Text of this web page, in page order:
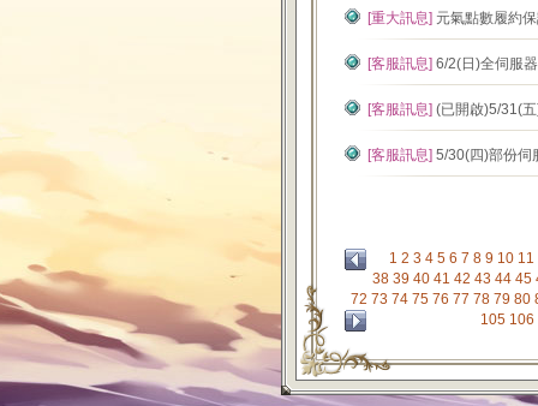
[重大訊息] 元氣點數履約
[客服訊息] 6/2(日)全伺服
[客服訊息] (已開啟)5/31(
[客服訊息] 5/30(四)部份伺
1 2 3 4 5 6 7 8 9 10 11
38 39 40 41 42 43 44 45
72 73 74 75 76 77 78 79 80
105 106